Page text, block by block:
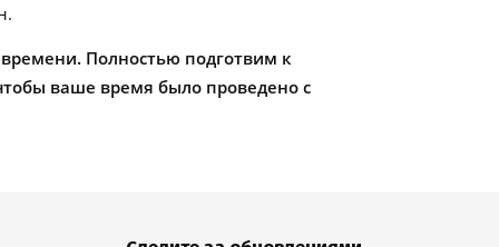
Полностью подготвим к
ваше время было проведено с